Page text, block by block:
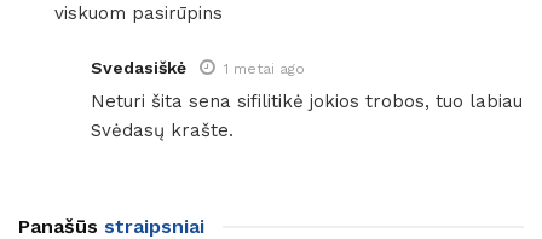
viskuom pasirūpins
Svedasiškė 1 metai ago
Neturi šita sena sifilitikė jokios trobos, tuo labiau
Svėdasų krašte.
Panašūs straipsniai